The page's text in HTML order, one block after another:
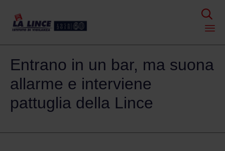

to
content
Entrano in un bar, ma suona
allarme e interviene
pattuglia della Lince